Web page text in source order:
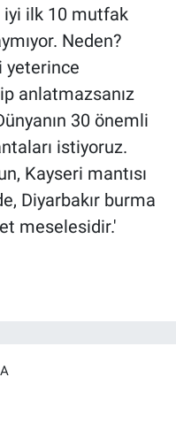
iyi ilk 10 mutfak
Neden?
yeterince
anlatmazsanız
30 önemli
istiyoruz.
Kayseri mantısı
Diyarbakır burma
meselesidir.'